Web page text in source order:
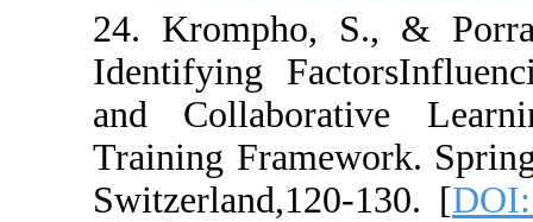
24. Krompho,
Identifying
and
Training